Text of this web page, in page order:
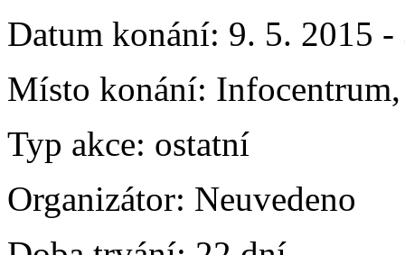
Datum konání: 9. 5. 2015
Místo konání:
Typ akce: ostatní
Organizátor: Neuvedeno